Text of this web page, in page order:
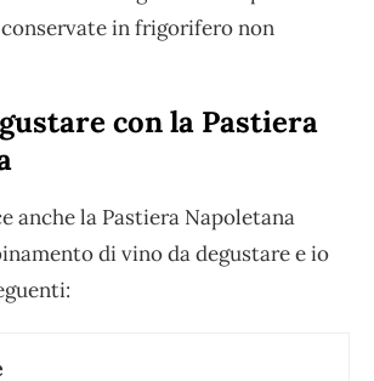
in frigorifero non
con la Pastiera
anche la Pastiera Napoletana
di vino da degustare e io